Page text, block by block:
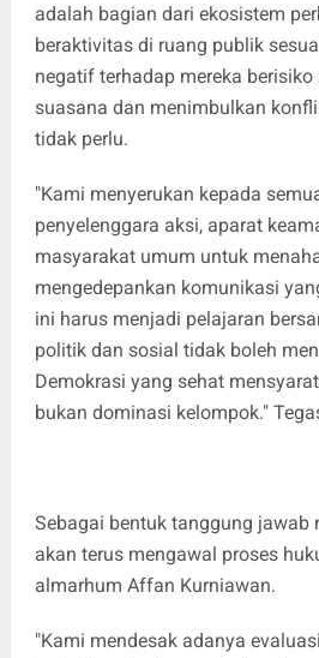
adalah bagian dari ekosistem
beraktivitas di ruang publik
negatif terhadap mereka berisiko
suasana dan menimbulkan
tidak perlu.
"Kami menyerukan kepada
penyelenggara aksi, aparat
masyarakat umum untuk
mengedepankan komunikasi
ini harus menjadi pelajaran
politik dan sosial tidak boleh
Demokrasi yang sehat
bukan dominasi kelompok."
Sebagai bentuk tanggung jawab
akan terus mengawal proses
almarhum Affan Kurniawan.
"Kami mendesak adanya